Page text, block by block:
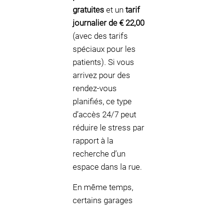
gratuites et un tarif
journalier de € 22,00
(avec des tarifs
spéciaux pour les
patients). Si vous
arrivez pour des
rendez-vous
planifiés, ce type
d’accès 24/7 peut
réduire le stress par
rapport à la
recherche d’un
espace dans la rue.
En même temps,
certains garages